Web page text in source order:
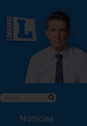
Notícias